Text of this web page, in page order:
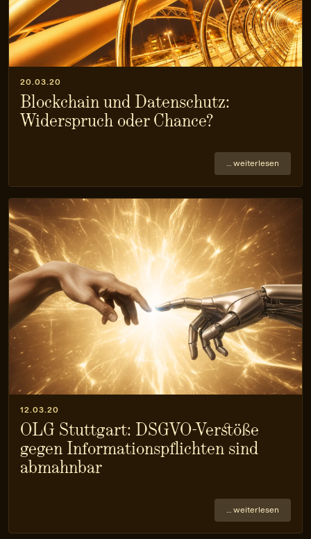
20.03.20
Blockchain und Datenschutz:
Widerspruch oder Chance?
… weiterlesen
12.03.20
OLG Stuttgart: DSGVO-Verstöße
gegen Informations­pflichten sind
abmahnbar
… weiterlesen